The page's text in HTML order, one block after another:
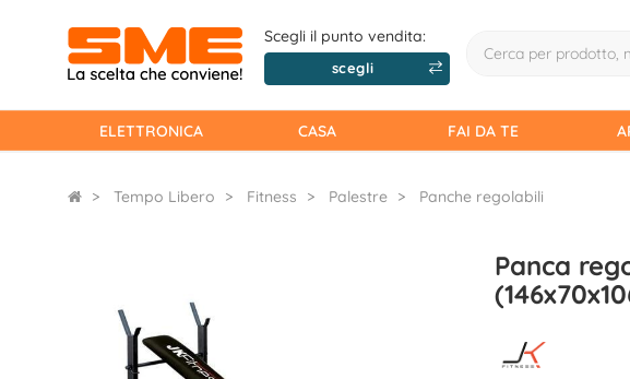
Scegli il punto vendita:
scegli
ELETTRONICA CASA FAI DA TE
Tempo Libero Fitness Palestre Panche regolabili
Panca